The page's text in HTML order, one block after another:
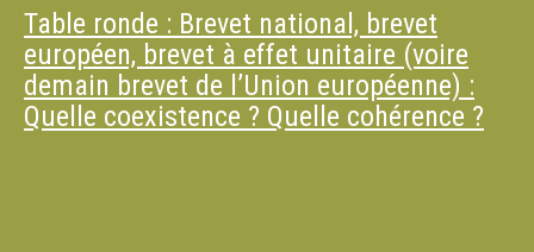
Table ronde : Brevet national, brevet
européen, brevet à effet unitaire (voire
demain brevet de l’Union européenne) :
Quelle coexistence ? Quelle cohérence ?